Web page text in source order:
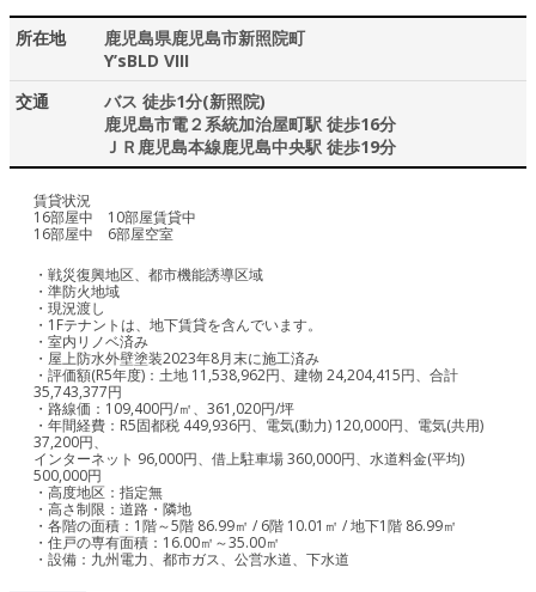
所在地
鹿児島県鹿児島市新照院町
Y’sBLD VIII
交通
バス 徒歩1分(新照院)
鹿児島市電２系統加治屋町駅 徒歩16分
ＪＲ鹿児島本線鹿児島中央駅 徒歩19分
賃貸状況
16部屋中 10部屋賃貸中
16部屋中 6部屋空室
・戦災復興地区、都市機能誘導区域
・準防火地域
・現況渡し
・1Fテナントは、地下賃貸を含んでいます。
・室内リノベ済み
・屋上防水外壁塗装2023年8月末に施工済み
・評価額(R5年度)：土地 11,538,962円、建物 24,204,415円、合計
35,743,377円
・路線価：109,400円/㎡、361,020円/坪
・年間経費：R5固都税 449,936円、電気(動力) 120,000円、電気(共用)
37,200円、
インターネット 96,000円、借上駐車場 360,000円、水道料金(平均)
500,000円
・高度地区：指定無
・高さ制限：道路・隣地
・各階の面積：1階～5階 86.99㎡ / 6階 10.01㎡ / 地下1階 86.99㎡
・住戸の専有面積：16.00㎡～35.00㎡
・設備：九州電力、都市ガス、公営水道、下水道